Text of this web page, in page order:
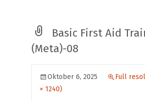
Basic First Aid
(Meta)-08
Oktober 6, 2025
Full
× 1240)